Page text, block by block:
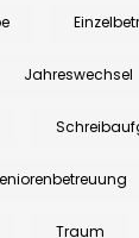
Jahreswechsel
Traum